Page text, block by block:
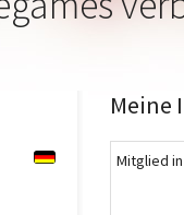
Meine
Mitglied